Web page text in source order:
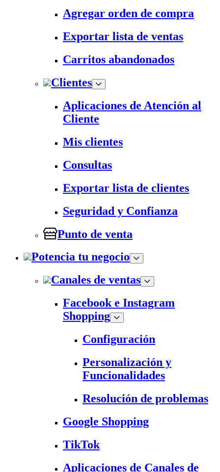
Agregar orden de compra
Exportar lista de ventas
Carritos abandonados
Clientes
Aplicaciones de Atención al
Cliente
Mis clientes
Consultas
Exportar lista de clientes
Seguridad y Confianza
Punto de venta
Potencia tu negocio
Canales de ventas
Facebook e Instagram
Shopping
Configuración
Personalización y
Funcionalidades
Resolución de problemas
Google Shopping
TikTok
Aplicaciones de Canales de